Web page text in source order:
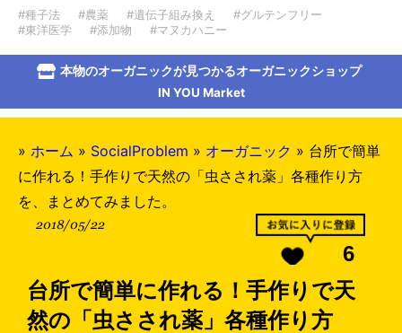
#種子法 #農薬 #遺伝子組み換え
#グルテンフリー
#東洋医学
#添加物 #マヌカハニー
本物のオーガニックが見つかるオーガニックショップ
IN YOU Market
» ホーム » SocialProblem » オーガニック » 台所で簡単
に作れる！手作りで天然の「虫さされ薬」各種作り方
を、まとめてみました。
2018/05/22
6
台所で簡単に作れる！手作りで天
然の「虫さされ薬」各種作り方